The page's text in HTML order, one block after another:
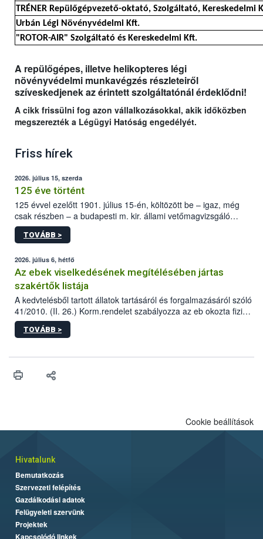
TRÉNER Repülőgépvezető-oktató, Szolgáltató, Kereskedelmi
Urbán Légi Növényvédelmi Kft.
"ROTOR-AIR" Szolgáltató és Kereskedelmi Kft.
A repülőgépes, illetve helikopteres légi
növényvédelmi munkavégzés részleteiről
szíveskedjenek az érintett szolgáltatónál érdeklődni!
A cikk frissülni fog azon vállalkozásokkal, akik időközben
megszerezték a Légügyi Hatóság engedélyét.
Friss hírek
2026. július 15, szerda
125 éve történt
125 évvel ezelőtt 1901. július 15-én, költözött be – igaz, még
csak részben – a budapesti m. kir. állami vetőmagvizsgáló
állomás a Kis Rókus utca 15. szám alatti, Czigler Győző által
tervezett új épületébe.
TOVÁBB >
2026. július 6, hétfő
Az ebek viselkedésének megítélésében jártas
szakértők listája
A kedvtelésből tartott állatok tartásáról és forgalmazásáról szóló
41/2010. (II. 26.) Korm.rendelet szabályozza az eb okozta fizikai
sérülés, illetve ennek veszélye keletkezésekor felmerülő
hatósági feladatokat, valamint a veszélyes eb tartását és annak
vonni az ebek viselkedésének megítélésében jártas szakértőt.
TOVÁBB >
Cookie beállítások
Hivatalunk
Bemutatkozás
Szervezeti felépítés
Gazdálkodási adatok
Felügyeleti szervünk
Projektek
Kapcsolódó linkek